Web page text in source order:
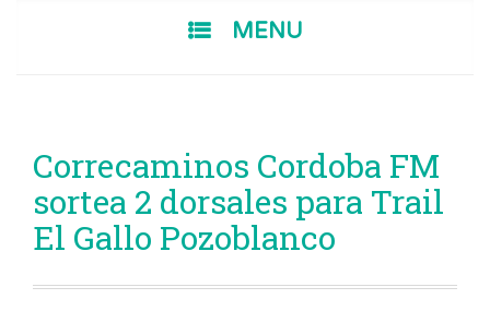
MENU
Correcaminos Cordoba FM
sortea 2 dorsales para Trail
El Gallo Pozoblanco